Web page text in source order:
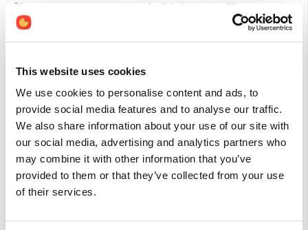
This website uses cookies
We use cookies to personalise content and ads, to
provide social media features and to analyse our traffic.
We also share information about your use of our site with
our social media, advertising and analytics partners who
may combine it with other information that you’ve
provided to them or that they’ve collected from your use
of their services.
Bij mensen met een ernstig gebrek is het natuurlijk van groot
belang om de vitamine D-status te verhogen met
en leeftijd worden weergegeven in het algoritme. Hierbij dient te
(75 mcg) lager is dan de hier geadviseerde doseringen.
Wanneer na herbepaling blijkt dat een optimale vitamine D-
status is bereikt, kan worden volstaan met een
onderhoudsdosering van 25-50 mcg/dag (bij kinderen lager).
Ook geeft de auteur richtlijnen voor dosering bij mensen bij wie
de calcidiolspiegel niet kan worden bepaald en waaraan kan
worden gedacht bij mensen bij wie ondanks juiste doseringen